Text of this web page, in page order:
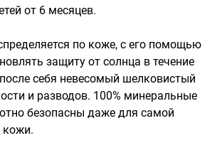
от 6 месяцев.
по коже, с его помощью
защиту от солнца в течение
себя невесомый шелковистый
и разводов. 100% минеральные
безопасны даже для самой
кожи.